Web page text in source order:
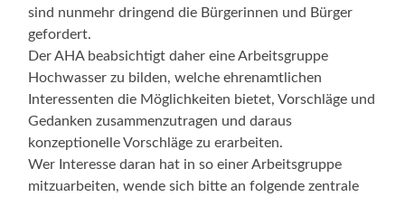
sind nunmehr dringend die Bürgerinnen und Bürger
gefordert.
Der AHA beabsichtigt daher eine Arbeitsgruppe
Hochwasser zu bilden, welche ehrenamtlichen
Interessenten die Möglichkeiten bietet, Vorschläge und
Gedanken zusammenzutragen und daraus
konzeptionelle Vorschläge zu erarbeiten.
Wer Interesse daran hat in so einer Arbeitsgruppe
mitzuarbeiten, wende sich bitte an folgende zentrale